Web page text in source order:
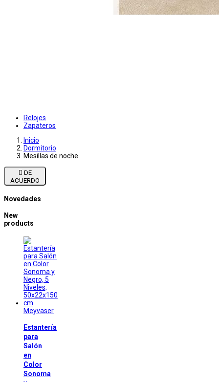
Relojes
Zapateros
Inicio
Dormitorio
Mesillas de noche

ACUERDO
Novedades
New
products
Meyvaser
Estantería
para
Salón
en
Color
Sonoma